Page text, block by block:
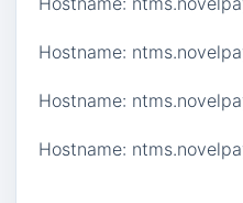
Hostname:
Hostname:
Hostname: